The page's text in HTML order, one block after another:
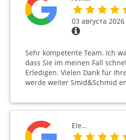
03 августа 2026
Sehr kompetente Team. Ich
dass Sie im meinen Fall
Erledigen. Vielen Dank für
werde weiter Smid&Schmid
Ele…